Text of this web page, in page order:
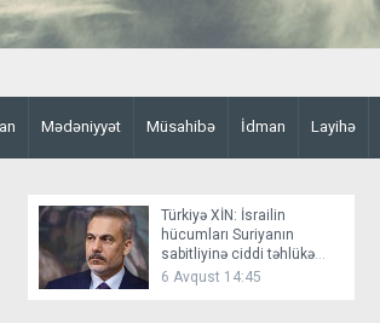
Mədəniyyət Müsahibə İdman Layihə
Türkiyə XİN: İsrailin
hücumları Suriyanın
sabitliyinə ciddi təhlükə
yaradır
6 Avqust 14:45